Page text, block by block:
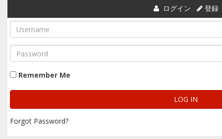
ログイン 登録
Remember Me
Forgot Password?